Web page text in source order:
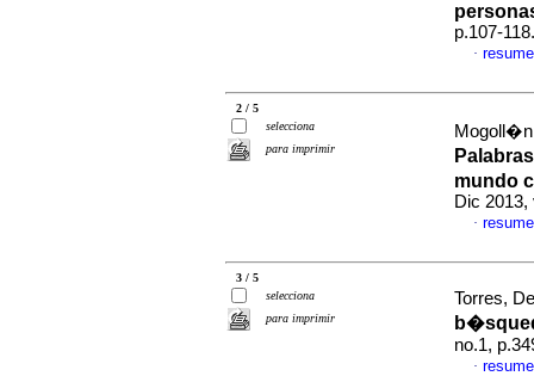
p.107-
·
2 / 5
selecciona
para imprimir
mundo
Dic 2013,
·
3 / 5
selecciona
para imprimir
Torres,
no.1,
·